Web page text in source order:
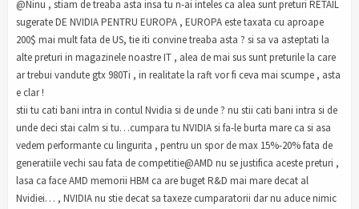
@Ninu , stiam de treaba asta insa tu n-ai inteles ca alea sunt preturi RETAIL
sugerate DE NVIDIA PENTRU EUROPA , EUROPA este taxata cu aproape
200$ mai mult fata de US, tie iti convine treaba asta ? si sa va asteptati la
alte preturi in magazinele noastre IT , alea de mai sus sunt preturile la care
ar trebui vandute gtx 980Ti , in realitate la raft vor fi ceva mai scumpe , asta
e clar !
stii tu cati bani intra in contul Nvidia si de unde ? nu stii cati bani intra si de
unde deci stai calm si tu…cumpara tu NVIDIA si fa-le burta mare ca si asa
vedem performante cu lingurita , pentru un spor de max 15%-20% fata de
generatiile vechi sau fata de competitie@AMD nu se justifica aceste preturi ,
lasa ca face AMD memorii HBM ca are buget R&D mai mare decat al
Nvidiei… , NVIDIA nu stie decat sa taxeze cumparatorii dar nu aduce nimic